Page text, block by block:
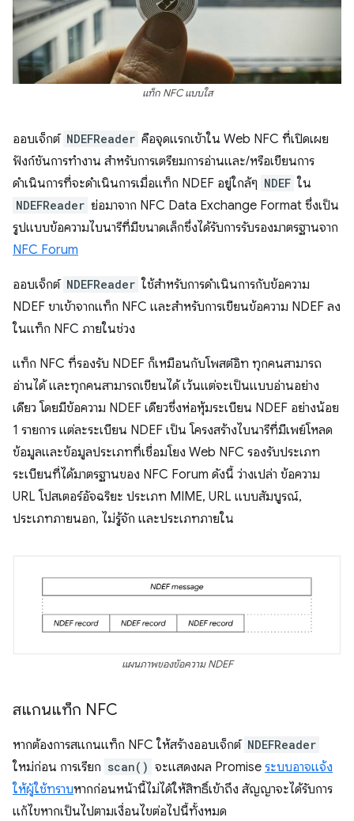
แท็ก NFC แบบใส
ออบเจ็กต์ NDEFReader คือจุดแรกเข้าใน Web NFC ที่เปิดเผย
ฟังก์ชันการทำงาน สำหรับการเตรียมการอ่านและ/หรือเขียนการ
ดำเนินการที่จะดำเนินการเมื่อแท็ก NDEF อยู่ใกล้ๆ NDEF ใน
NDEFReader ย่อมาจาก NFC Data Exchange Format ซึ่งเป็น
รูปแบบข้อความไบนารีที่มีขนาดเล็กซึ่งได้รับการรับรองมาตรฐานจาก
NFC Forum
ออบเจ็กต์ NDEFReader ใช้สำหรับการดำเนินการกับข้อความ
NDEF ขาเข้าจากแท็ก NFC และสำหรับการเขียนข้อความ NDEF ลง
ในแท็ก NFC ภายในช่วง
แท็ก NFC ที่รองรับ NDEF ก็เหมือนกับโพสต์อิท ทุกคนสามารถ
อ่านได้ และทุกคนสามารถเขียนได้ เว้นแต่จะเป็นแบบอ่านอย่าง
เดียว โดยมีข้อความ NDEF เดียวซึ่งห่อหุ้มระเบียน NDEF อย่างน้อย
1 รายการ แต่ละระเบียน NDEF เป็น โครงสร้างไบนารีที่มีเพย์โหลด
ข้อมูลและข้อมูลประเภทที่เชื่อมโยง Web NFC รองรับประเภท
ระเบียนที่ได้มาตรฐานของ NFC Forum ดังนี้ ว่างเปล่า ข้อความ
URL โปสเตอร์อัจฉริยะ ประเภท MIME, URL แบบสัมบูรณ์,
ประเภทภายนอก, ไม่รู้จัก และประเภทภายใน
แผนภาพของข้อความ NDEF
สแกนแท็ก NFC
หากต้องการสแกนแท็ก NFC ให้สร้างออบเจ็กต์ NDEFReader
ใหม่ก่อน การเรียก scan() จะแสดงผล Promise ระบบอาจแจ้ง
ให้ผู้ใช้ทราบหากก่อนหน้านี้ไม่ได้ให้สิทธิ์เข้าถึง สัญญาจะได้รับการ
แก้ไขหากเป็นไปตามเงื่อนไขต่อไปนี้ทั้งหมด